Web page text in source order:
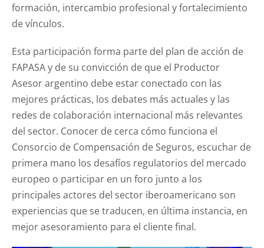
formación, intercambio profesional y fortalecimiento
de vínculos.
Esta participación forma parte del plan de acción de
FAPASA y de su convicción de que el Productor
Asesor argentino debe estar conectado con las
mejores prácticas, los debates más actuales y las
redes de colaboración internacional más relevantes
del sector. Conocer de cerca cómo funciona el
Consorcio de Compensación de Seguros, escuchar de
primera mano los desafíos regulatorios del mercado
europeo o participar en un foro junto a los
principales actores del sector iberoamericano son
experiencias que se traducen, en última instancia, en
mejor asesoramiento para el cliente final.